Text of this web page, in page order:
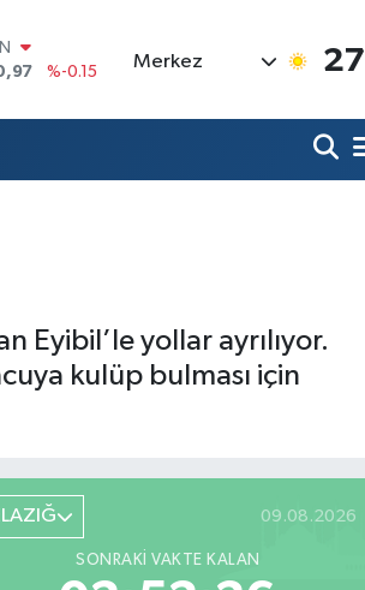
%0.18
%0.32
Merkez 27
Eyibil’le yollar ayrılıyor.
kulüp bulması için
09.08.2026
SONRAKI VAKTE KALAN